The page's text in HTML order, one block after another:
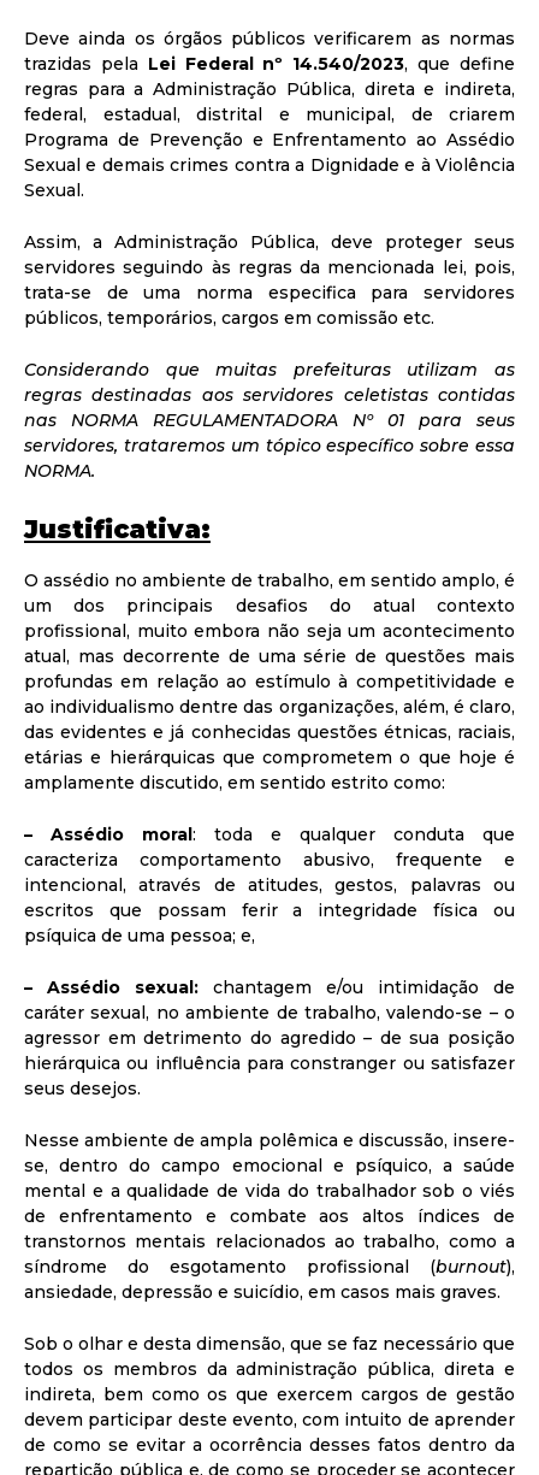
Deve ainda os órgãos públicos verificarem as normas
trazidas pela Lei Federal nº 14.540/2023, que define
regras para a Administração Pública, direta e indireta,
federal, estadual, distrital e municipal, de criarem
Programa de Prevenção e Enfrentamento ao Assédio
Sexual e demais crimes contra a Dignidade e à Violência
Sexual.
Assim, a Administração Pública, deve proteger seus
servidores seguindo às regras da mencionada lei, pois,
trata-se de uma norma especifica para servidores
públicos, temporários, cargos em comissão etc.
Considerando que muitas prefeituras utilizam as
regras destinadas aos servidores celetistas contidas
nas NORMA REGULAMENTADORA Nº 01 para seus
servidores, trataremos um tópico específico sobre essa
NORMA.
Justificativa:
O assédio no ambiente de trabalho, em sentido amplo, é
um dos principais desafios do atual contexto
profissional, muito embora não seja um acontecimento
atual, mas decorrente de uma série de questões mais
profundas em relação ao estímulo à competitividade e
ao individualismo dentre das organizações, além, é claro,
das evidentes e já conhecidas questões étnicas, raciais,
etárias e hierárquicas que comprometem o que hoje é
amplamente discutido, em sentido estrito como:
– Assédio moral : toda e qualquer conduta que
caracteriza comportamento abusivo, frequente e
intencional, através de atitudes, gestos, palavras ou
escritos que possam ferir a integridade física ou
psíquica de uma pessoa; e,
– Assédio sexual: chantagem e/ou intimidação de
caráter sexual, no ambiente de trabalho, valendo-se – o
agressor em detrimento do agredido – de sua posição
hierárquica ou influência para constranger ou satisfazer
seus desejos.
Nesse ambiente de ampla polêmica e discussão, insere-
se, dentro do campo emocional e psíquico, a saúde
mental e a qualidade de vida do trabalhador sob o viés
de enfrentamento e combate aos altos índices de
transtornos mentais relacionados ao trabalho, como a
síndrome do esgotamento profissional (burnout),
ansiedade, depressão e suicídio, em casos mais graves.
Sob o olhar e desta dimensão, que se faz necessário que
todos os membros da administração pública, direta e
indireta, bem como os que exercem cargos de gestão
devem participar deste evento, com intuito de aprender
de como se evitar a ocorrência desses fatos dentro da